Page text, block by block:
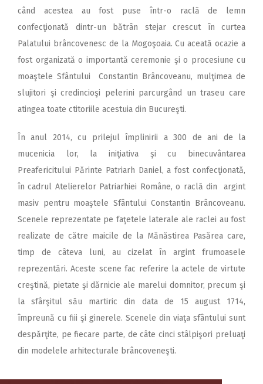
când acestea au fost puse într-o raclă de lemn
confecţionată dintr-un bătrân stejar crescut în curtea
Palatului brâncovenesc de la Mogoşoaia. Cu aceată ocazie a
fost organizată o importantă ceremonie şi o procesiune cu
moaştele Sfântului Constantin Brâncoveanu, mulţimea de
slujitori şi credincioşi pelerini parcurgând un traseu care
atingea toate ctitoriile acestuia din Bucureşti.
În anul 2014, cu prilejul împlinirii a 300 de ani de la
mucenicia lor, la iniţiativa şi cu binecuvântarea
Preafericitului Părinte Patriarh Daniel, a fost confecţionată,
în cadrul Atelierelor Patriarhiei Române, o raclă din argint
masiv pentru moaştele Sfântului Constantin Brâncoveanu.
Scenele reprezentate pe faţetele laterale ale raclei au fost
realizate de către maicile de la Mănăstirea Pasărea care,
timp de câteva luni, au cizelat în argint frumoasele
reprezentări. Aceste scene fac referire la actele de virtute
creştină, pietate şi dărnicie ale marelui domnitor, precum şi
la sfârşitul său martiric din data de 15 august 1714,
împreună cu fiii şi ginerele. Scenele din viaţa sfântului sunt
despărţite, pe fiecare parte, de câte cinci stâlpişori preluaţi
din modelele arhitecturale brâncoveneşti.